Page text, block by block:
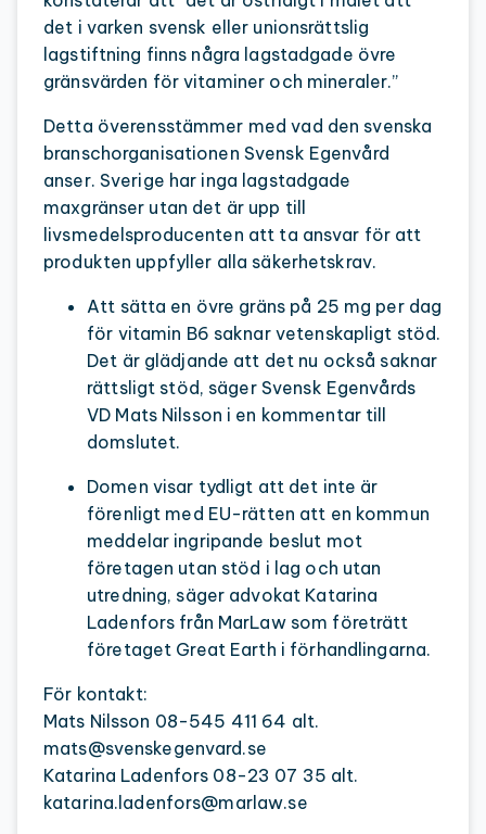
det i varken svensk eller unionsrättslig
lagstiftning finns några lagstadgade övre
gränsvärden för vitaminer och mineraler.”
Detta överensstämmer med vad den svenska
branschorganisationen Svensk Egenvård
anser. Sverige har inga lagstadgade
maxgränser utan det är upp till
livsmedelsproducenten att ta ansvar för att
produkten uppfyller alla säkerhetskrav.
Att sätta en övre gräns på 25 mg per dag
för vitamin B6 saknar vetenskapligt stöd.
Det är glädjande att det nu också saknar
rättsligt stöd, säger Svensk Egenvårds
VD Mats Nilsson i en kommentar till
domslutet.
Domen visar tydligt att det inte är
förenligt med EU-rätten att en kommun
meddelar ingripande beslut mot
företagen utan stöd i lag och utan
utredning, säger advokat Katarina
Ladenfors från MarLaw som företrätt
företaget Great Earth i förhandlingarna.
För kontakt:
Mats Nilsson 08-545 411 64 alt.
mats@svenskegenvard.se
Katarina Ladenfors 08-23 07 35 alt.
katarina.ladenfors@marlaw.se